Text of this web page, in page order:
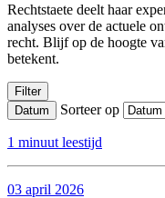
Rechtstaete deelt haar
analyses over de actuele
recht. Blijf op de hoogte
betekent.
Filter
Datum
Sorteer op
1 minuut leestijd
03 april 2026